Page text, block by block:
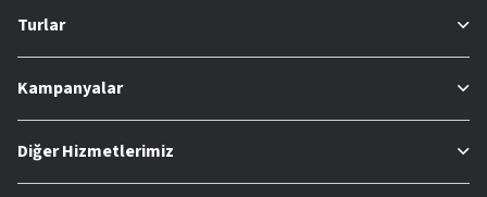
Turlar
Kampanyalar
Diğer Hizmetlerimiz